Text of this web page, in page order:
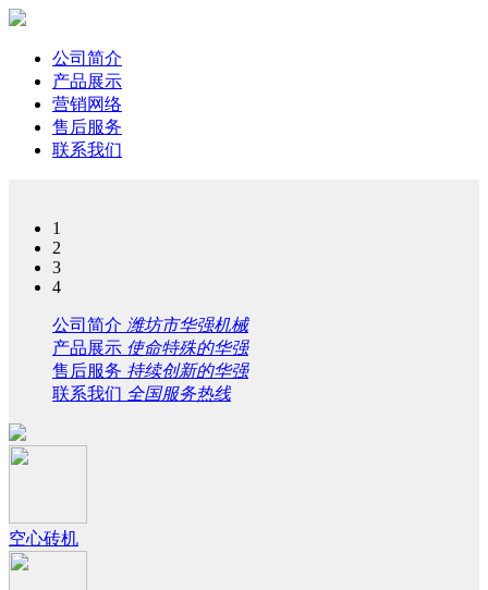
公司简介
产品展示
营销网络
售后服务
联系我们
1
2
3
4
公司简介 潍坊市华强机械
产品展示 使命特殊的华强
售后服务 持续创新的华强
联系我们 全国服务热线
空心砖机